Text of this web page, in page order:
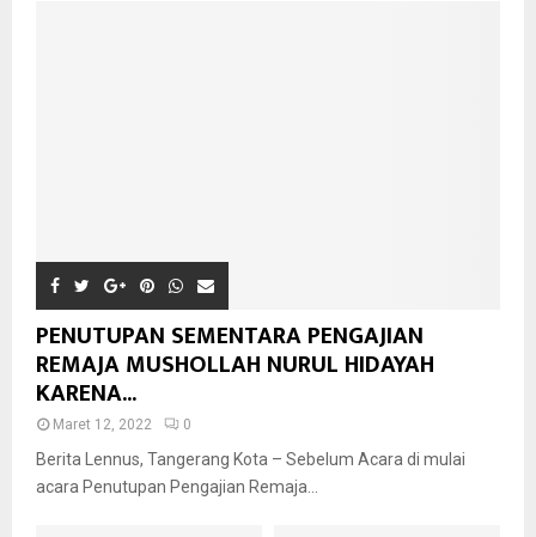
PENUTUPAN SEMENTARA PENGAJIAN
REMAJA MUSHOLLAH NURUL HIDAYAH
KARENA...
Maret 12, 2022 0
Berita Lennus, Tangerang Kota – Sebelum Acara di mulai
acara Penutupan Pengajian Remaja...